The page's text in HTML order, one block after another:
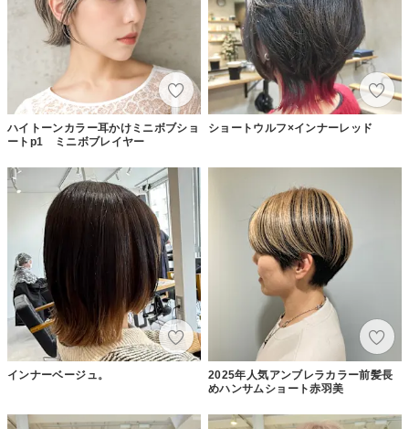
ハイトーンカラー耳かけミニボブショ
ートp1 ミニボブレイヤー
ショートウルフ×インナーレッド
インナーベージュ。
2025年人気アンブレラカラー前髪長
めハンサムショート赤羽美